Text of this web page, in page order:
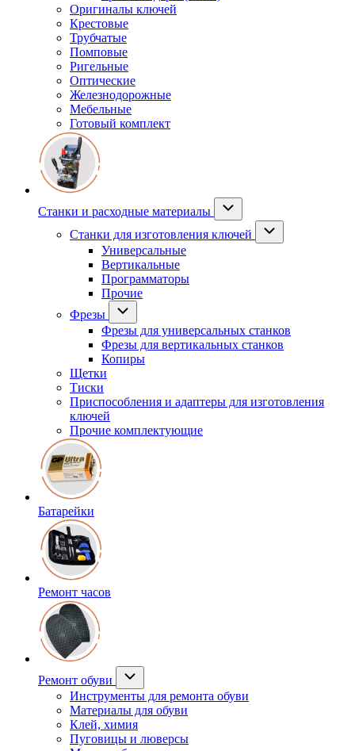
Оригиналы ключей
Крестовые
Трубчатые
Помповые
Ригельные
Оптические
Железнодорожные
Мебельные
Готовый комплект
Станки и расходные материалы
Станки для изготовления ключей
Универсальные
Вертикальные
Программаторы
Прочие
Фрезы
Фрезы для универсальных станков
Фрезы для вертикальных станков
Копиры
Щетки
Тиски
Приспособления и адаптеры для изготовления
ключей
Прочие комплектующие
Батарейки
Ремонт часов
Ремонт обуви
Инструменты для ремонта обуви
Материалы для обуви
Клей, химия
Пуговицы и люверсы